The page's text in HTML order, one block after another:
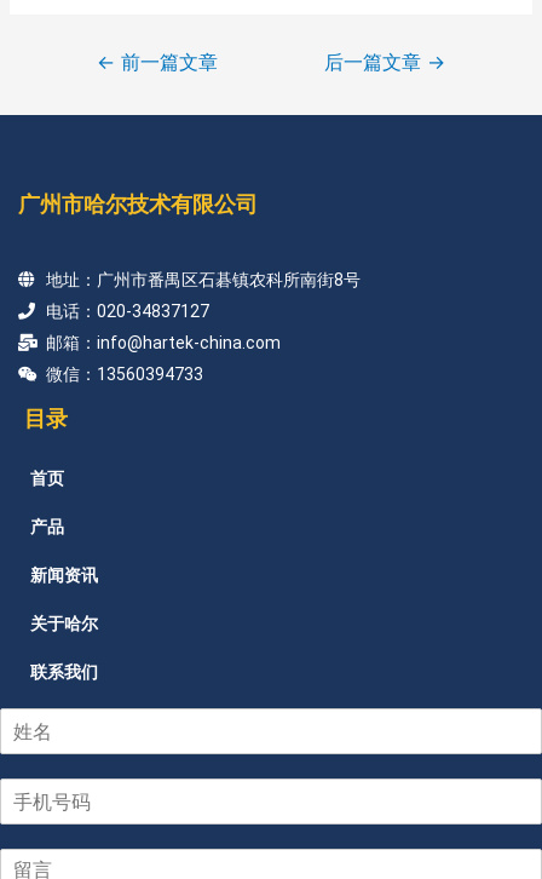
← 前一篇文章 后一篇文章 →
广州市哈尔技术有限公司
地址：广州市番禺区石碁镇农科所南街8号
电话：020-34837127
邮箱：info@hartek-china.com
微信：13560394733
目录
首页
产品
新闻资讯
关于哈尔
联系我们